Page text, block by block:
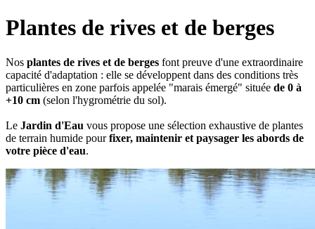
Plantes de rives et de berges
Nos plantes de rives et de berges font preuve d'une extraordinaire
capacité d'adaptation : elle se développent dans des conditions très
particulières en zone parfois appelée "marais émergé" située de 0 à
+10 cm (selon l'hygrométrie du sol).
Le Jardin d'Eau vous propose une sélection exhaustive de plantes
de terrain humide pourfixer, maintenir et paysager les abords de
votre pièce d'eau.